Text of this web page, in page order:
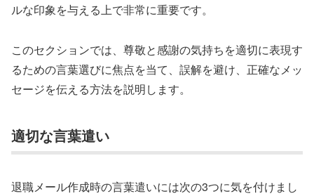
ルな印象を与える上で非常に重要です。
このセクションでは、尊敬と感謝の気持ちを適切に表現す
るための言葉選びに焦点を当て、誤解を避け、正確なメッ
セージを伝える方法を説明します。
適切な言葉遣い
退職メール作成時の言葉遣いには次の3つに気を付けまし